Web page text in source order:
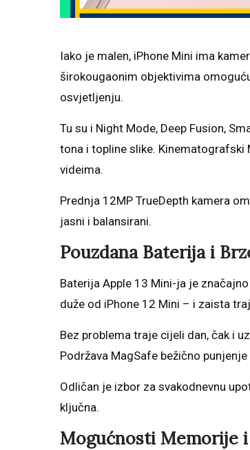
Iako je malen, iPhone Mini ima
širokougaonim objektivima
osvjetljenju.
Tu su i Night Mode, Deep Fusion,
tona i topline slike.
videima.
Prednja 12MP TrueDepth kamera
jasni i balansirani.
Pouzdana Baterija i
Baterija Apple 13 Mini-ja je
duže od iPhone 12 Mini – i zaista
Bez problema traje cijeli dan, čak i
Podržava MagSafe bežično
Odličan je izbor za svakodnevnu
ključna.
Mogućnosti Memorije